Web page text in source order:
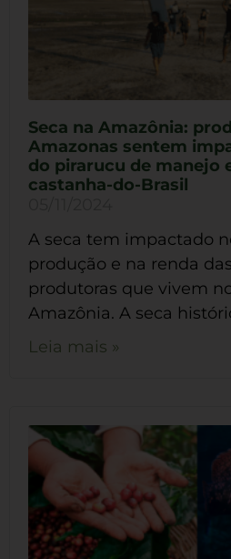
Seca na Amazônia:
Amazonas sentem
do pirarucu de manejo
castanha-do-Brasil
A seca tem impactado
produção e na renda
produtoras que vivem
Amazônia. A seca
Leia mais »